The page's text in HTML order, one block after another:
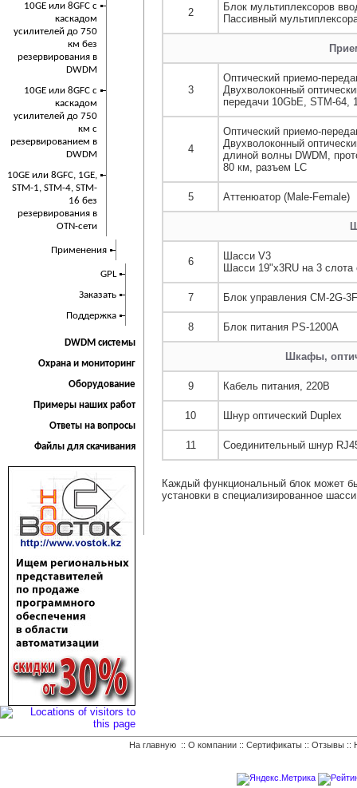
10GE или 8GFC с
каскадом
усилителей до 750
км без
резервирования в
DWDM
10GE или 8GFC с
каскадом
усилителей до 750
км с
резервированием в
DWDM
10GE или 8GFC, 1GE,
STM-1, STM-4, STM-
16 без
резервирования в
OTN-сети
Применения
GPL
Заказать
Поддержка
DWDM системы
Охрана и мониторинг
Оборудование
Примеры наших работ
Ответы на вопросы
Файлы для скачивания
2
Блок мультиплексоров
Пассивный
3
Оптический приемо-
Двухволоконный
передачи 10GbE, STM-64,
4
Оптический приемо-
Двухволоконный
длиной волны DWDM,
80 км, разъем LC
5 Аттенюатор (Male-Female)
6
Шасси V3
Шасси 19"x3RU на 3 слота
7 Блок управления CM-2G-3F
8 Блок питания PS-1200A
Шкафы,
9 Кабель питания, 220В
10 Шнур оптический Duplex
11 Соединительный шнур
Каждый функциональный блок может
установки в специализированное
На главную :: О компании :: Сертификаты :: Отзывы ::